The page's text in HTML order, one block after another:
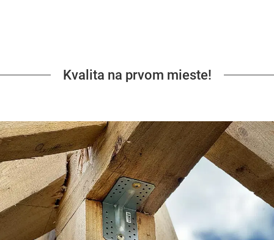
Kvalita na prvom mieste!